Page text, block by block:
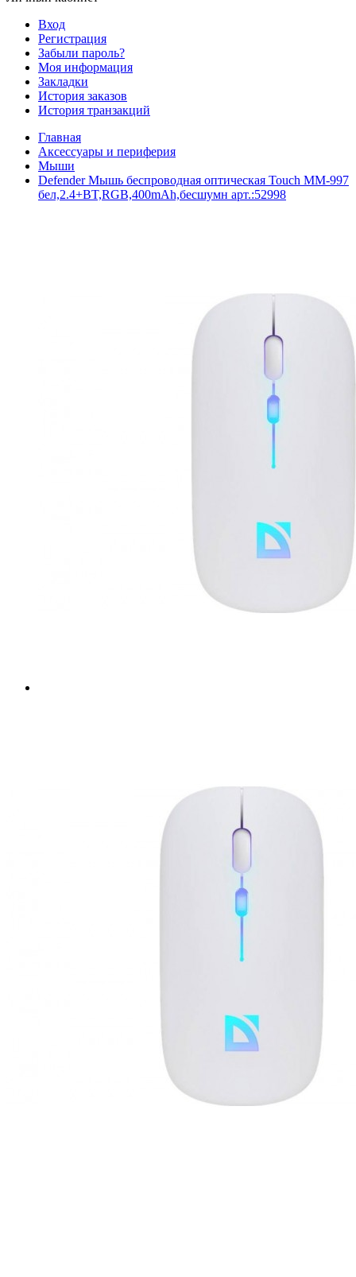
Вход
Регистрация
Забыли пароль?
Моя информация
Закладки
История заказов
История транзакций
Главная
Аксессуары и периферия
Мыши
Defender Мышь беспроводная оптическая Touch MM-997
бел,2.4+BT,RGB,400mAh,бесшумн арт.:52998